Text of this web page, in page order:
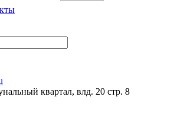
квартал, влд. 20 стр. 8